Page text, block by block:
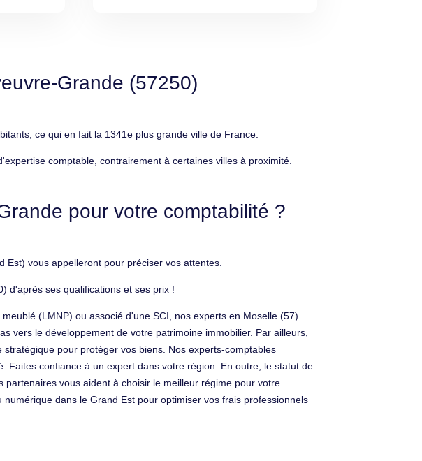
Grande (57250)
ce qui en fait la 1341e plus grande ville de France.
comptable, contrairement à certaines villes à proximité.
pour votre comptabilité ?
vous appelleront pour préciser vos attentes.
d'après ses qualifications et ses prix !
(LMNP) ou associé d'une SCI, nos experts en Moselle (57)
vers le développement de votre patrimoine immobilier. Par ailleurs,
pour protéger vos biens. Nos experts-comptables
Faites confiance à un expert dans votre région. En outre, le statut de
vous aident à choisir le meilleur régime pour votre
dans le Grand Est pour optimiser vos frais professionnels